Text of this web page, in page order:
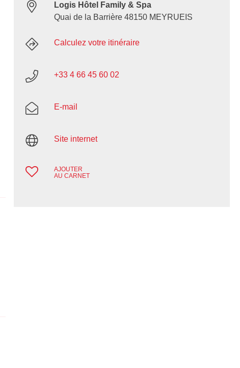
Logis Hôtel Family & Spa
Quai de la Barrière 48150 MEYRUEIS
Calculez votre itinéraire
+33 4 66 45 60 02
E-mail
Site internet
AJOUTER
AU CARNET